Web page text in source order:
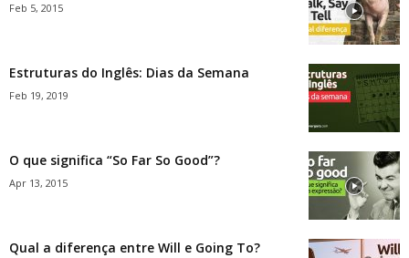
Feb 5, 2015
Estruturas do Inglês: Dias da Semana
Feb 19, 2019
O que significa “So Far So Good”?
Apr 13, 2015
Qual a diferença entre Will e Going To?